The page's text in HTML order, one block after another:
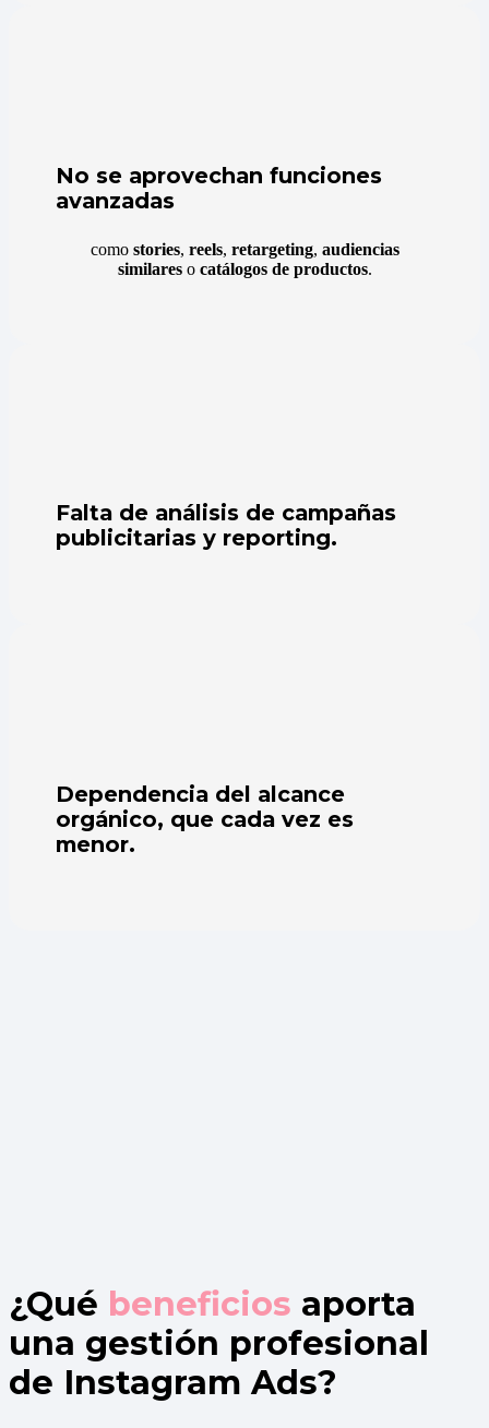
No se aprovechan funciones
avanzadas
como stories, reels, retargeting, audiencias
similareso catálogos de productos.
Falta de análisis de campañas
publicitarias y reporting.
Dependencia del alcance
orgánico, que cada vez es
menor.
¿Qué beneficios aporta
una gestión profesional
de Instagram Ads?